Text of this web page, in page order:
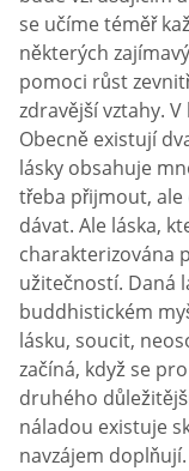
se učíme téměř
některých
pomoci růst
zdravější vztahy.
Obecně existují
lásky obsahuje
třeba přijmout, ale
dávat. Ale láska,
charakterizována
užitečností. Daná
buddhistickém
lásku, soucit,
začíná, když se
druhého
náladou existuje
navzájem doplňují.